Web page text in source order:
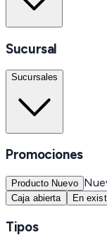
Sucursal
Sucursales
Promociones
Producto Nuevo
Caja abierta En
Tipos